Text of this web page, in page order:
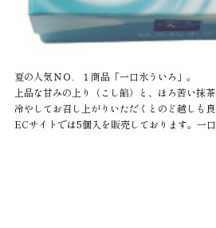
夏の人気ＮＯ．１商品「一口水ういろ」。
上品な甘みの上り（こし餡）と、ほろ苦い抹茶
冷やしてお召し上がりいただくとのど越しも良
ECサイトでは5個入を販売しております。一